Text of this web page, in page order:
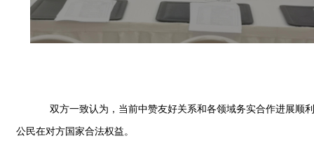
双方一致认为，当前中赞友好关系和各领域务实合作进展顺
公民在对方国家合法权益。